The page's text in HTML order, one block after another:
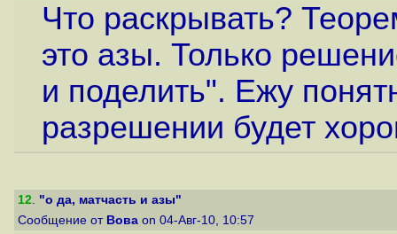
Что раскрывать?
это азы. Только
и поделить". Ежу
разрешении будет
12. "о да, матчасть и азы"
Сообщение от Вова on 04-Авг-10, 10:57